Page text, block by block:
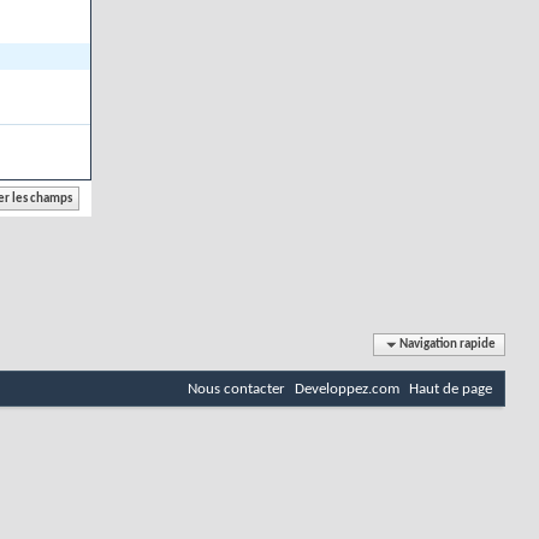
Navigation rapide
Nous contacter Developpez.com Haut de page